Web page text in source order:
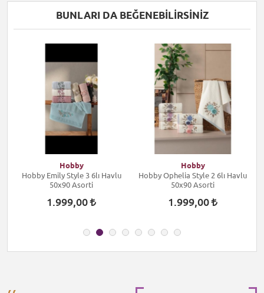
BUNLARI DA BEĞENEBILIRSINIZ
Hobby
Hobby Emily Style 3 6lı Havlu
50x90 Asorti
1.999,00
Hobby
Hobby Ophelia Style 2 6lı Havlu
50x90 Asorti
1.999,00